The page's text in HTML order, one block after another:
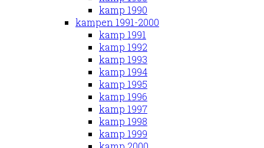
kamp 1990
kampen 1991-2000
kamp 1991
kamp 1992
kamp 1993
kamp 1994
kamp 1995
kamp 1996
kamp 1997
kamp 1998
kamp 1999